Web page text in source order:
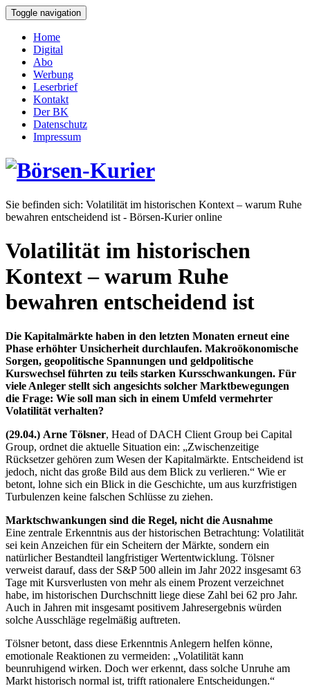
Toggle navigation
Home
Digital
Abo
Werbung
Leserbrief
Kontakt
Der BK
Datenschutz
Impressum
Sie befinden sich: Volatilität im historischen Kontext – warum Ruhe
bewahren entscheidend ist - Börsen-Kurier online
Volatilität im historischen
Kontext – warum Ruhe
bewahren entscheidend ist
Die Kapitalmärkte haben in den letzten Monaten erneut eine
Phase erhöhter Unsicherheit durchlaufen. Makroökonomische
Sorgen, geopolitische Spannungen und geldpolitische
Kurswechsel führten zu teils starken Kursschwankungen. Für
viele Anleger stellt sich angesichts solcher Marktbewegungen
die Frage: Wie soll man sich in einem Umfeld vermehrter
Volatilität verhalten?
(29.04.) Arne Tölsner, Head of DACH Client Group bei Capital
Group, ordnet die aktuelle Situation ein: „Zwischenzeitige
Rücksetzer gehören zum Wesen der Kapitalmärkte. Entscheidend ist
jedoch, nicht das große Bild aus dem Blick zu verlieren.“ Wie er
betont, lohne sich ein Blick in die Geschichte, um aus kurzfristigen
Turbulenzen keine falschen Schlüsse zu ziehen.
Marktschwankungen sind die Regel, nicht die Ausnahme
Eine zentrale Erkenntnis aus der historischen Betrachtung: Volatilität
sei kein Anzeichen für ein Scheitern der Märkte, sondern ein
natürlicher Bestandteil langfristiger Wertentwicklung. Tölsner
verweist darauf, dass der S&P 500 allein im Jahr 2022 insgesamt 63
Tage mit Kursverlusten von mehr als einem Prozent verzeichnet
habe, im historischen Durchschnitt liege diese Zahl bei 62 pro Jahr.
Auch in Jahren mit insgesamt positivem Jahresergebnis würden
solche Ausschläge regelmäßig auftreten.
Tölsner betont, dass diese Erkenntnis Anlegern helfen könne,
emotionale Reaktionen zu vermeiden: „Volatilität kann
beunruhigend wirken. Doch wer erkennt, dass solche Unruhe am
Markt historisch normal ist, trifft rationalere Entscheidungen.“